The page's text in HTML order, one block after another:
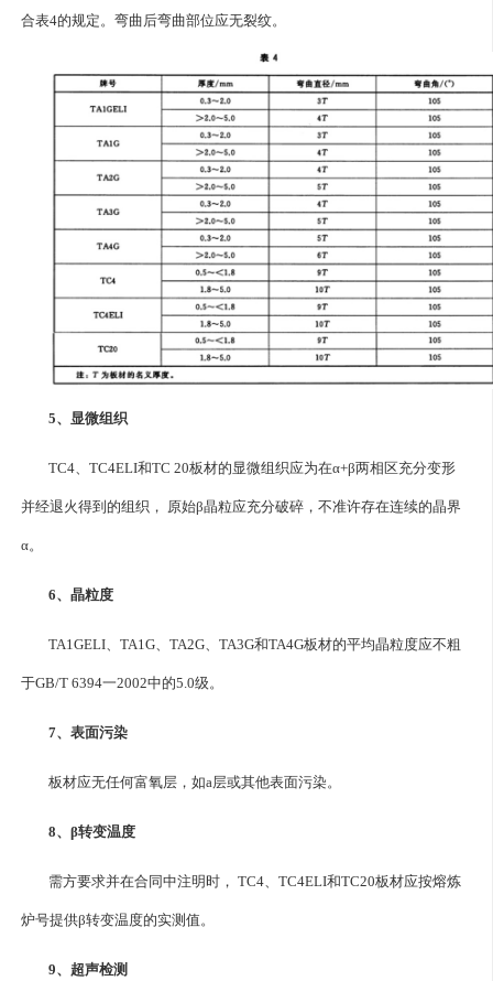
合表4的规定。弯曲后弯曲部位应无裂纹。
5、显微组织
TC4、TC4ELI和TC 20板材的显微组织应为在α+β两相区充分变形
并经退火得到的组织， 原始β晶粒应充分破碎，不准许存在连续的晶界
α。
6、晶粒度
TA1GELI、TA1G、TA2G、TA3G和TA4G板材的平均晶粒度应不粗
于GB/T 6394一2002中的5.0级。
7、表面污染
板材应无任何富氧层，如a层或其他表面污染。
8、β转变温度
需方要求并在合同中注明时， TC4、TC4ELI和TC20板材应按熔炼
炉号提供β转变温度的实测值。
9、超声检测